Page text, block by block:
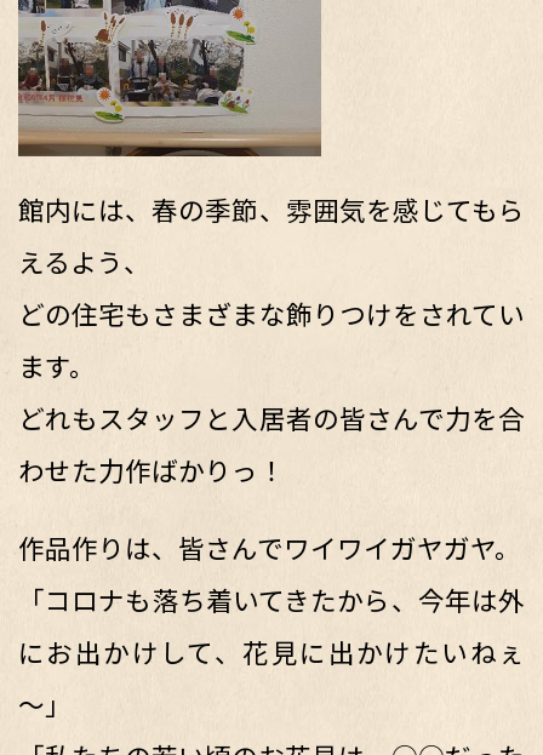
館内には、春の季節、雰囲気を感じてもら
えるよう、
どの住宅もさまざまな飾りつけをされてい
ます。
どれもスタッフと入居者の皆さんで力を合
わせた力作ばかりっ！
作品作りは、皆さんでワイワイガヤガヤ。
「コロナも落ち着いてきたから、今年は外
にお出かけして、花見に出かけたいねぇ
～」